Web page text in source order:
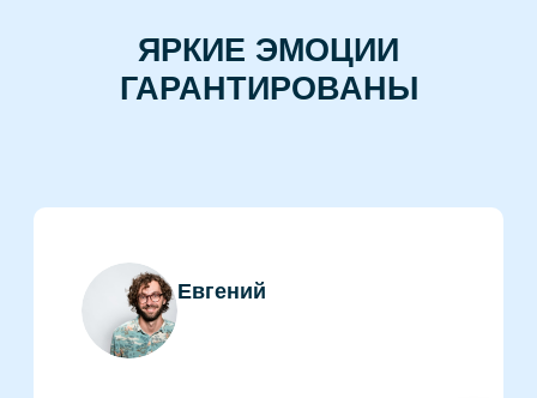
ЯРКИЕ ЭМОЦИИ
ГАРАНТИРОВАНЫ
Евгений